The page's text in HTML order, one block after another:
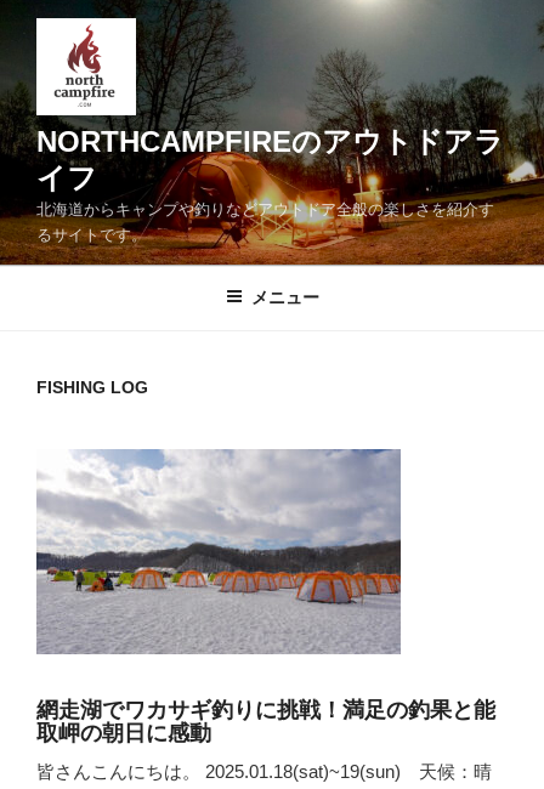
ン
ツ
へ
キ
ッ
NORTHCAMPFIREのアウトドアラ
イフ
北海道からキャンプや釣りなどアウトドア全般の楽しさを紹介す
るサイトです。
メニュー
FISHING LOG
網走湖でワカサギ釣りに挑戦！満足の釣果と能
取岬の朝日に感動
皆さんこんにちは。 2025.01.18(sat)~19(sun) 天候：晴